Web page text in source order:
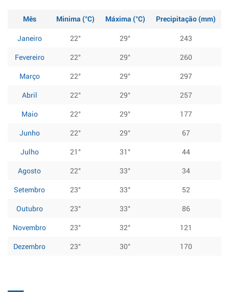
Mês Minima (°C) Máxima (°C)
Precipitação (mm)
Janeiro
22° 29°
243
Fevereiro
22° 29°
260
Março
22° 29°
297
Abril
22° 29°
257
Maio
22° 29°
177
Junho
22° 29°
67
Julho
21° 31°
44
Agosto
22° 33°
34
Setembro
23° 33°
52
Outubro
23° 33°
86
Novembro
23° 32°
121
Dezembro
23° 30° 170